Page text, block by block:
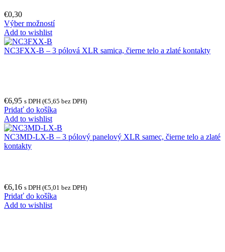
€0,30
Výber možností
Add to wishlist
NC3FXX-B – 3 pólová XLR samica, čierne telo a zlaté kontakty
€6,95 s DPH (€5,65 bez DPH)
Pridať do košíka
Add to wishlist
NC3MD-LX-B – 3 pólový panelový XLR samec, čierne telo a zlaté
kontakty
€6,16 s DPH (€5,01 bez DPH)
Pridať do košíka
Add to wishlist